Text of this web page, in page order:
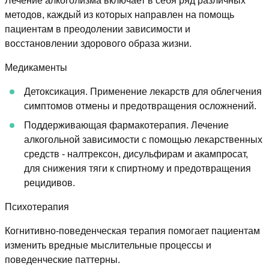
методов, каждый из которых направлен на помощь
пациентам в преодолении зависимости и
восстановлении здорового образа жизни.
Медикаменты
Детоксикация. Применение лекарств для облегчения
симптомов отмены и предотвращения осложнений.
Поддерживающая фармакотерапия. Лечение
алкогольной зависимости с помощью лекарственных
средств - налтрексон, дисульфирам и акампросат,
для снижения тяги к спиртному и предотвращения
рецидивов.
Психотерапия
Когнитивно-поведенческая терапия помогает пациентам
изменить вредные мыслительные процессы и
поведенческие паттерны.